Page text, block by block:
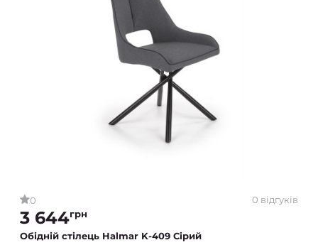
0 0 відгуків
3 644грн
Обідній стілець Halmar K-409 Сірий